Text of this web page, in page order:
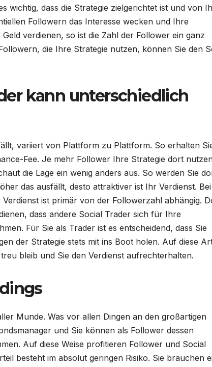
wichtig, dass die Strategie zielgerichtet ist und von
Followern das Interesse wecken und Ihre
verdienen, so ist die Zahl der Follower ein ganz
die Ihre Strategie nutzen, können Sie den
kann unterschiedlich
variiert von Plattform zu Plattform. So erhalten
Fee. Je mehr Follower Ihre Strategie dort
die Lage ein wenig anders aus. So werden Sie
das ausfällt, desto attraktiver ist Ihr Verdienst. Bei
ist primär von der Followerzahl abhängig.
dass andere Social Trader sich für Ihre
Für Sie als Trader ist es entscheidend, dass Sie
der Strategie stets mit ins Boot holen. Auf diese
bleib und Sie den Verdienst aufrechterhalten.
Munde. Was vor allen Dingen an den großartigen
und Sie können als Follower dessen
Auf diese Weise profitieren Follower und Social
besteht im absolut geringen Risiko. Sie brauchen